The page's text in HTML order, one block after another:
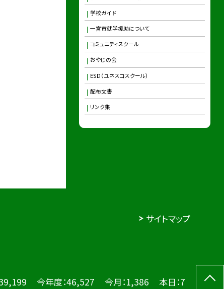
学校ガイド
一宮市就学援助について
コミュニティスクール
おやじの会
ESD（ユネスコスクール）
配布文書
リンク集
サイトマップ
今年度：46,527 今月：1,386 本日：7